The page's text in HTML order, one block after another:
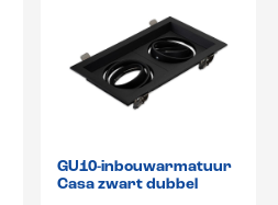
GU10-inbouwarmatuur
Casa zwart dubbel